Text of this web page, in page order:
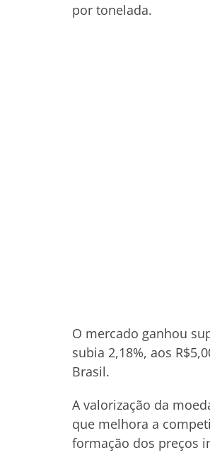
por tonelada.
O mercado ganhou
subia 2,18%, aos
Brasil.
A valorização da
que melhora a
formação dos preços